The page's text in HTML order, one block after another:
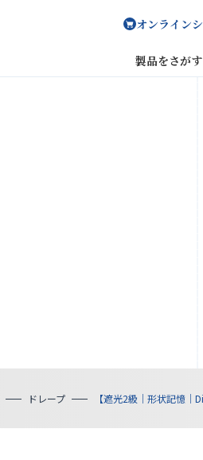
オンライン
製品をさがす
ドレープ 【遮光2級｜形状記憶